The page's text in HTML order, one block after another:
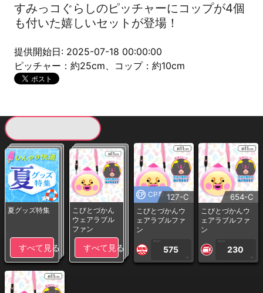
すみっコぐらしのピッチャーにコップが4個
も付いた嬉しいセットが登場！
提供開始日: 2025-07-18 00:00:00
ピッチャー：約25cm、コップ：約10cm
夏グッズ特集
すべて見る
こびとづかん
ウェアラブル
ファン
すべて見る
CP専用127-C
こびとづかんウ
ェアラブルファ
ン
1PLAY
575
CP
654-C
こびとづかんウ
ェアラブルファ
ン
1PLAY
230
CP